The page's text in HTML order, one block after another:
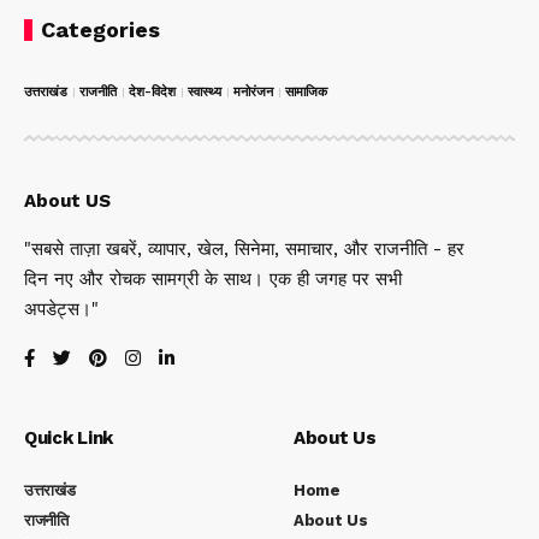
Categories
उत्तराखंड राजनीति देश-विदेश स्वास्थ्य मनोरंजन सामाजिक
About US
"सबसे ताज़ा खबरें, व्यापार, खेल, सिनेमा, समाचार, और राजनीति - हर
दिन नए और रोचक सामग्री के साथ। एक ही जगह पर सभी
अपडेट्स।"
Quick Link
उत्तराखंड
राजनीति
About Us
Home
About Us